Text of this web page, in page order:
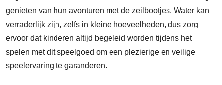
genieten van hun avonturen met de zeilbootjes. Water kan
verraderlijk zijn, zelfs in kleine hoeveelheden, dus zorg
ervoor dat kinderen altijd begeleid worden tijdens het
spelen met dit speelgoed om een plezierige en veilige
speelervaring te garanderen.